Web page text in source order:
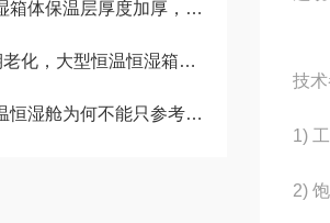
层厚度加厚，会延长升降温时长吗？
温恒湿箱加湿水箱材质怎么选不析出杂质？
何不能只参考小型箱温湿度精度标准？
技
1)
2)